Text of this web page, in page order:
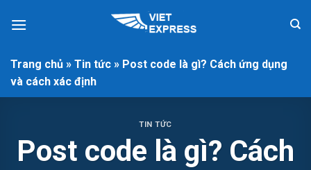
Trang chủ » Tin tức » Post code là gì? Cách ứng dụng
và cách xác định
TIN TỨC
Post code là gì? Cách